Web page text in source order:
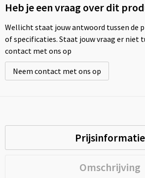
Heb je een vraag over dit
Wellicht staat jouw antwoord tussen de
of specificaties. Staat jouw vraag er niet
contact met ons op
Neem contact met ons op
Prijsinformatie
Omschrijving